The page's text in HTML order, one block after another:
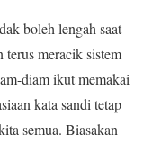
boleh lengah saat
meracik sistem
diam ikut memakai
kata sandi tetap
semua. Biasakan